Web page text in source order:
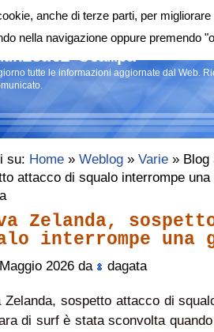
stampa
tutte le informazioni aggiornate dal Web.
su: Home » Weblog » Varie » Blog
attacco di squalo interrompe
Zelanda,
interrompe
2026 da dagata
Zelanda, sospetto attacco di
di surf è stata sconvolta
anche di terze parti, per
nella navigazione oppure premendo